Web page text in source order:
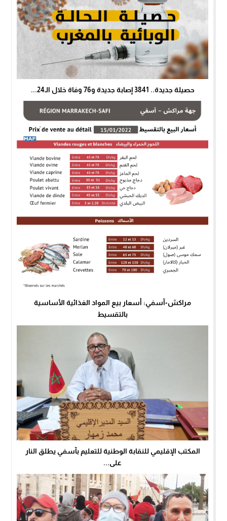
حصيلة جديدة.. 3841 إصابة جديدة و76 وفاة خلال الـ24...
مراكش-آسفي: أسعار بيع المواد الغذائية الأساسية
بالتقسيط
المكتب الإقليمي للنقابة الوطنية للتعليم بآسفي يطلق النار
على...